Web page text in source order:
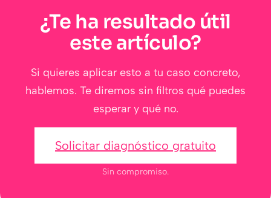
¿Te ha resultado útil
este artículo?
Si quieres aplicar esto a tu caso concreto,
hablemos. Te diremos sin filtros qué puedes
esperar y qué no.
Solicitar diagnóstico gratuito
Sin compromiso.